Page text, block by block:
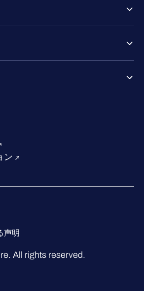
& Response
ためのサービス
／お客様の声
ン
声明
All rights reserved.